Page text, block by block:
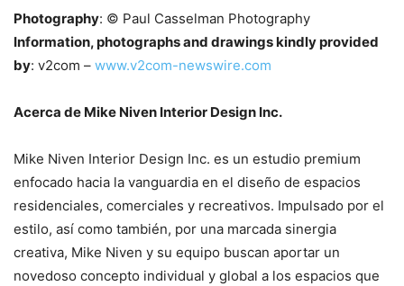
Photography: © Paul Casselman Photography
Information, photographs and drawings kindly provided
by: v2com – www.v2com-newswire.com
Acerca de Mike Niven Interior Design Inc.
Mike Niven Interior Design Inc. es un estudio premium
enfocado hacia la vanguardia en el diseño de espacios
residenciales, comerciales y recreativos. Impulsado por el
estilo, así como también, por una marcada sinergia
creativa, Mike Niven y su equipo buscan aportar un
novedoso concepto individual y global a los espacios que